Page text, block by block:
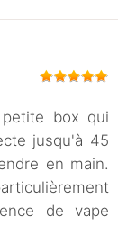
box qui
jusqu'à 45
en main.
de vape